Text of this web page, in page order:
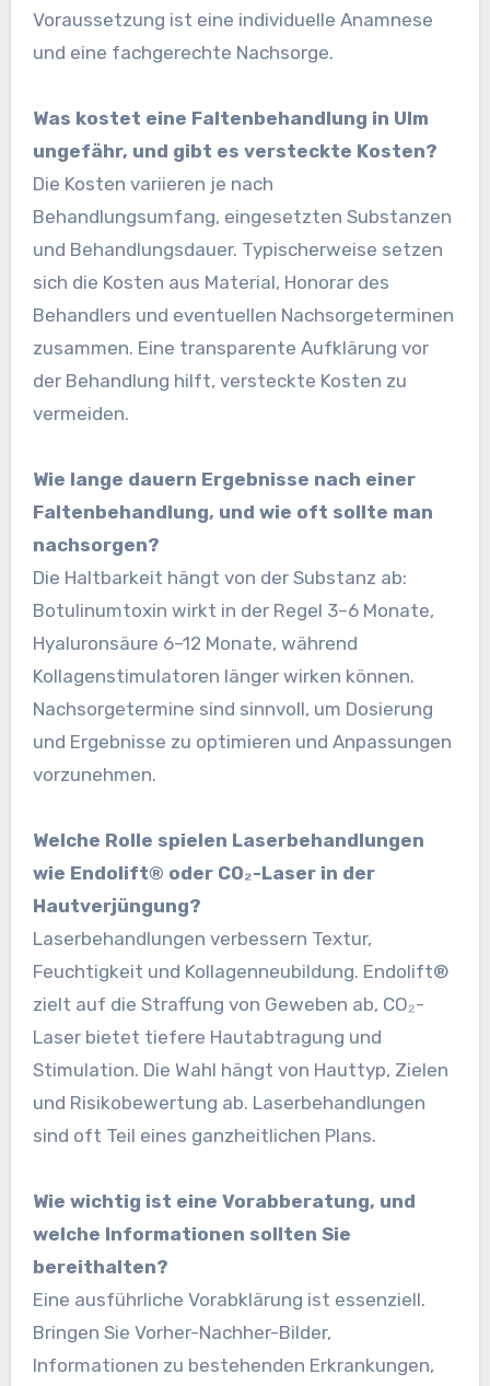
Voraussetzung ist eine individuelle Anamnese
und eine fachgerechte Nachsorge.
Was kostet eine Faltenbehandlung in Ulm
ungefähr, und gibt es versteckte Kosten?
Die Kosten variieren je nach
Behandlungsumfang, eingesetzten Substanzen
und Behandlungsdauer. Typischerweise setzen
sich die Kosten aus Material, Honorar des
Behandlers und eventuellen Nachsorgeterminen
zusammen. Eine transparente Aufklärung vor
der Behandlung hilft, versteckte Kosten zu
vermeiden.
Wie lange dauern Ergebnisse nach einer
Faltenbehandlung, und wie oft sollte man
nachsorgen?
Die Haltbarkeit hängt von der Substanz ab:
Botulinumtoxin wirkt in der Regel 3–6 Monate,
Hyaluronsäure 6–12 Monate, während
Kollagenstimulatoren länger wirken können.
Nachsorgetermine sind sinnvoll, um Dosierung
und Ergebnisse zu optimieren und Anpassungen
vorzunehmen.
Welche Rolle spielen Laserbehandlungen
wie Endolift® oder CO₂-Laser in der
Hautverjüngung?
Laserbehandlungen verbessern Textur,
Feuchtigkeit und Kollagenneubildung. Endolift®
zielt auf die Straffung von Geweben ab, CO₂-
Laser bietet tiefere Hautabtragung und
Stimulation. Die Wahl hängt von Hauttyp, Zielen
und Risikobewertung ab. Laserbehandlungen
sind oft Teil eines ganzheitlichen Plans.
Wie wichtig ist eine Vorabberatung, und
welche Informationen sollten Sie
bereithalten?
Eine ausführliche Vorabklärung ist essenziell.
Bringen Sie Vorher-Nachher-Bilder,
Informationen zu bestehenden Erkrankungen,